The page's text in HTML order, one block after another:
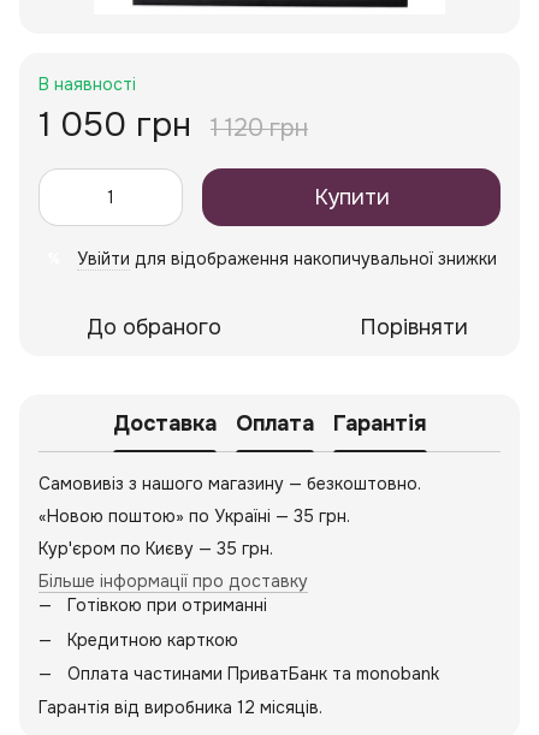
В наявності
1 050 грн 1 120 грн
Купити
Увійти для відображення накопичувальної знижки
До обраного Порівняти
Доставка Оплата Гарантія
Самовивіз з нашого магазину — безкоштовно.
«Новою поштою» по Україні — 35 грн.
Кур'єром по Києву — 35 грн.
Більше інформації про доставку
Готівкою при отриманні
Кредитною карткою
Оплата частинами ПриватБанк та monobank
Гарантія від виробника 12 місяців.